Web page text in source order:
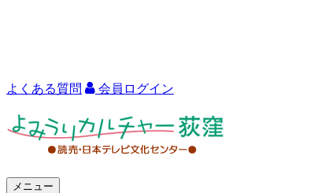
よくある質問 会員ログイン
メニュー